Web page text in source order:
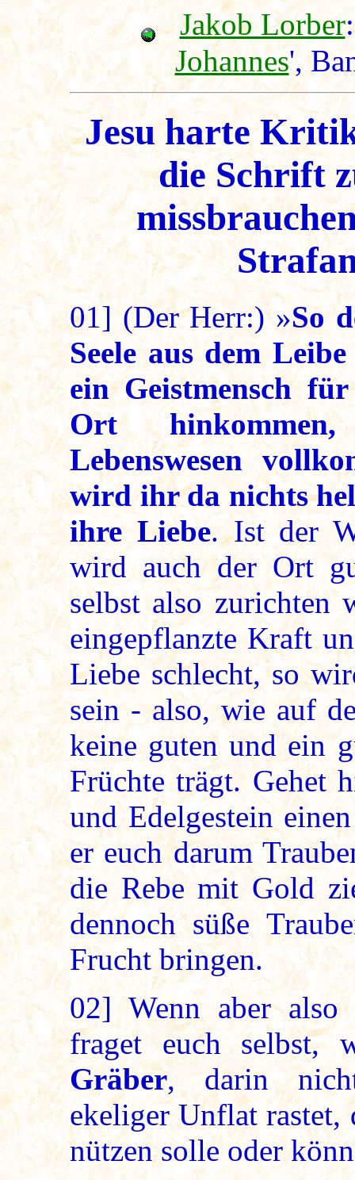
Jakob Lorber
Johannes',
Jesu harte
die Schrift
01](Der Herr:) »So
Seele aus dem
ein Geistmensch
Ort
Lebenswesen
wird ihr da nichts
ihre Liebe. Ist der
wird auch der Ort
selbst also
eingepflanzte Kraft
Liebe schlecht, so
sein - also, wie auf
keine guten und ein
Früchte trägt. Gehet
und Edelgestein
er euch darum
die Rebe mit Gold
dennoch süße
Frucht bringen.
02] Wenn aber also
fraget euch selbst,
Gräber, darin
ekeliger Unflat rastet,
nützen solle oder